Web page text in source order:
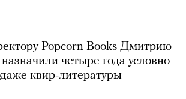
Popcorn Books Дмитрию
четыре года условно
квир-литературы